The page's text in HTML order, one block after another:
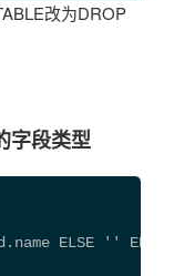
改为DROP
字段类型
ELSE ''